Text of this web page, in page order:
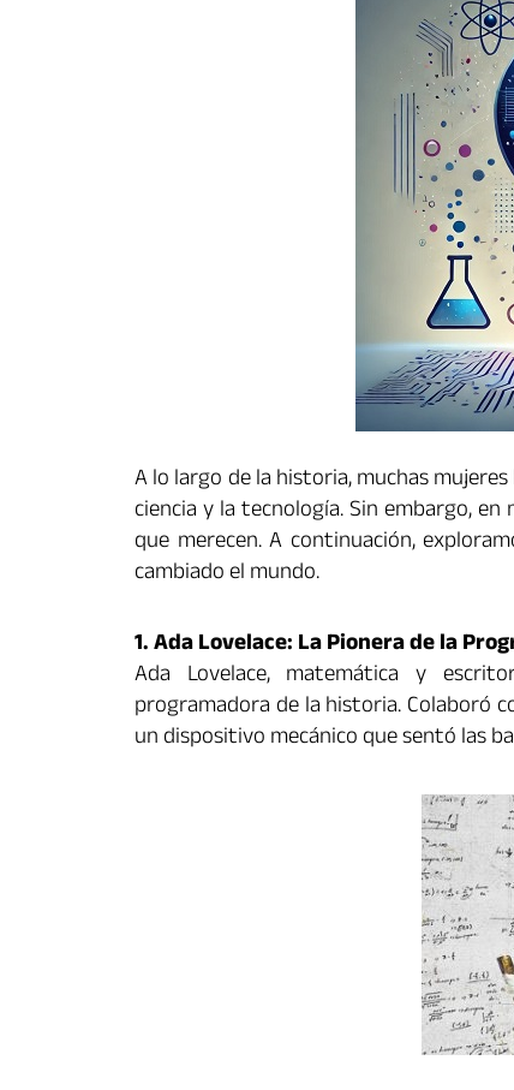
A lo largo de la historia, muchas
ciencia y la tecnología. Sin embargo,
que merecen. A continuación,
cambiado el mundo.
1. Ada Lovelace: La Pionera de la
Ada Lovelace, matemática y
programadora de la historia. Colaboró
un dispositivo mecánico que sentó las